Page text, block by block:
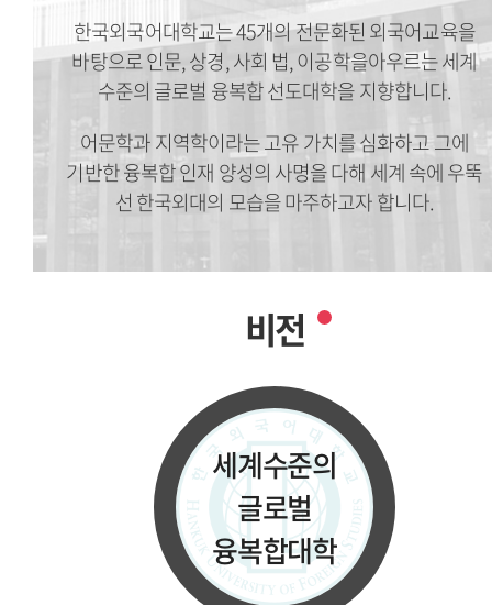
한국외국어대학교는 45개의 전문화된 외국어교육을
바탕으로 인문, 상경, 사회 법, 이공학을아우르는 세계
수준의 글로벌 융복합 선도대학을 지향합니다.
어문학과 지역학이라는 고유 가치를 심화하고 그에
기반한 융복합 인재 양성의 사명을 다해 세계 속에 우뚝
선 한국외대의 모습을 마주하고자 합니다.
비전
세계수준의
글로벌
융복합대학